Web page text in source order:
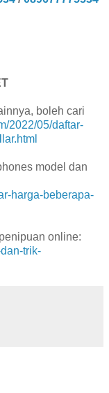
boleh cari
2022/05/daftar-
model dan
harga-beberapa-
online:
trik-